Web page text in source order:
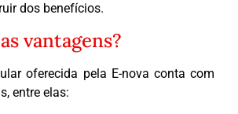
dos benefícios.
vantagens?
oferecida pela E-nova conta com
entre elas: